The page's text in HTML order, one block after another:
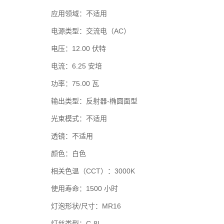
应用领域：不适用
电源类型：交流电（AC）
电压：12.00 伏特
电流：6.25 安培
功率：75.00 瓦
输出类型：反射器-椭圆面型
光束模式：不适用
透镜：不适用
颜色：白色
相关色温（CCT）：3000K
使用寿命：1500 小时
灯泡形状/尺寸：MR16